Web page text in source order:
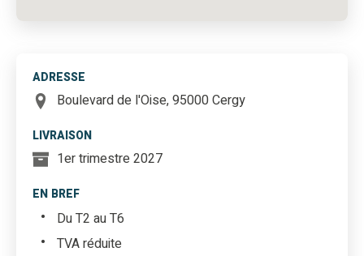
ADRESSE
Boulevard de l'Oise, 95000 Cergy
LIVRAISON
1er trimestre 2027
EN BREF
Du T2 au T6
TVA réduite